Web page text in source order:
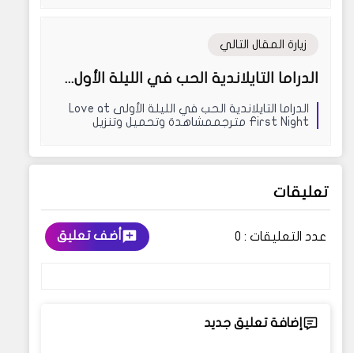
زيارة المقال التالي
الدراما التايلاندية الحب في الليلة الأول...
الدراما التايلاندية الحب في الليلة الأولى Love at
First Night مترجممشاهدة وتحميل وتنزيل
تعليقات
عدد التعليقات : 0 أضف تعليق
إضافة تعليق جديد